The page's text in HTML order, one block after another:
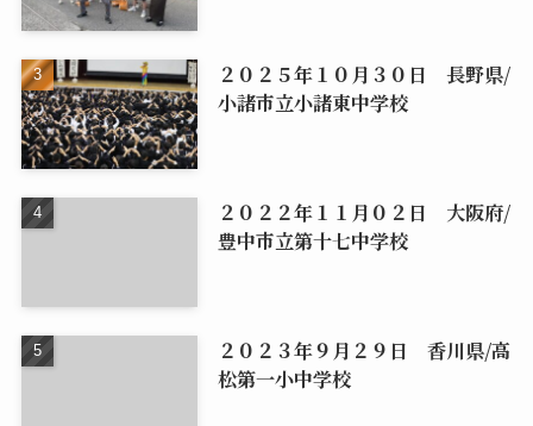
２０２５年１０月３０日 長野県/
小諸市立小諸東中学校
２０２２年１１月０２日 大阪府/
豊中市立第十七中学校
２０２３年９月２９日 香川県/高
松第一小中学校